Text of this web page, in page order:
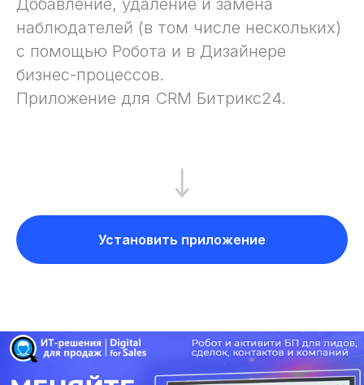
Добавление, удаление и замена
наблюдателей (в том числе нескольких)
с помощью Робота и в Дизайнере
бизнес-процессов.
Приложение для CRM Битрикс24.
Установить приложение